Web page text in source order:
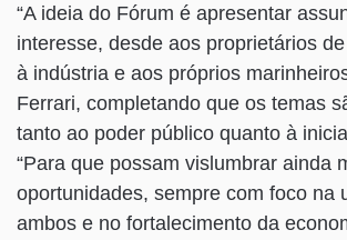
“A ideia do Fórum é apresentar
interesse, desde aos proprietários
à indústria e aos próprios
Ferrari, completando que os temas
tanto ao poder público quanto à
“Para que possam vislumbrar ainda
oportunidades, sempre com foco na
ambos e no fortalecimento da